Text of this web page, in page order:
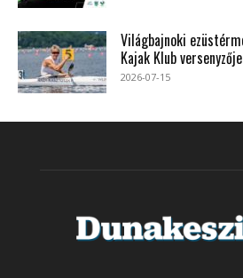
Világbajnoki
Kajak Klub versenyzője
2026-07-15